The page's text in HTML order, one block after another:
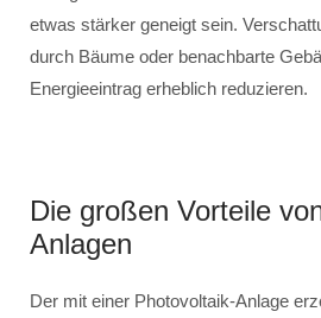
etwas stärker geneigt sein.
durch Bäume oder benachbarte
Energieeintrag erheblich reduzieren.
Die großen Vorteile
Anlagen
Der mit einer Photovoltaik-Anlage